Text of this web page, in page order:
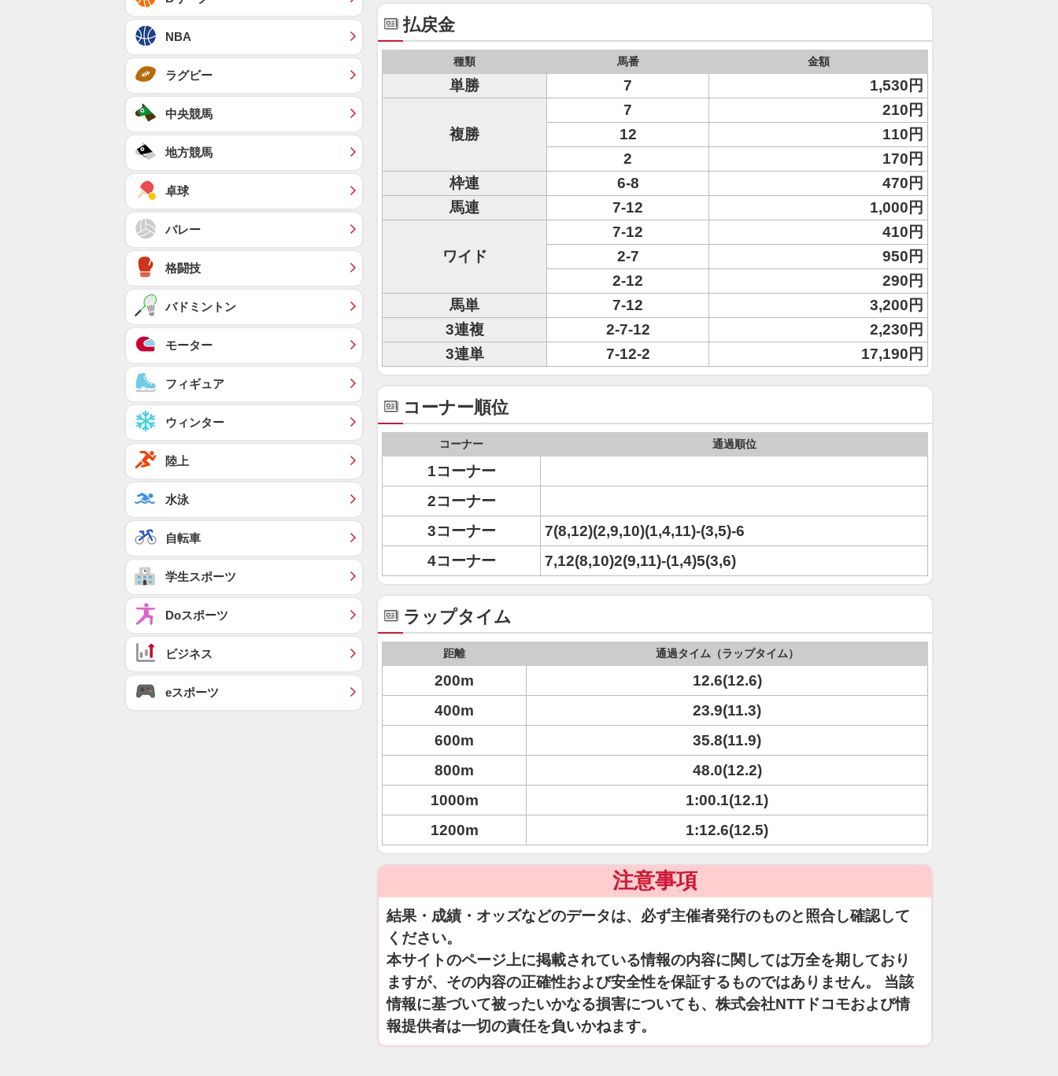
払戻金
種類 馬番 金額
単勝 7 1,530円
複勝
7
210円
12
110円
2
170円
枠連
6-8
470円
馬連
7-12 1,000円
ワイド
7-12
410円
2-7
950円
2-12
290円
馬単
7-12
3,200円
3連複
2-7-12
2,230円
3連単
7-12-2 17,190円
コーナー順位
コーナー 通過順位
1コーナー
2コーナー
3コーナー
7(8,12)(2,9,10)(1,4,11)-(3,5)-6
4コーナー
7,12(8,10)2(9,11)-(1,4)5(3,6)
ラップタイム
距離 通過タイム（ラップタイム）
200m
12.6(12.6)
400m
23.9(11.3)
600m
35.8(11.9)
800m
48.0(12.2)
1000m
1:00.1(12.1)
1200m
1:12.6(12.5)
注意事項
結果・成績・オッズなどのデータは、必ず主催者発行のものと照合し確認して
ください。
本サイトのページ上に掲載されている情報の内容に関しては万全を期しており
ますが、その内容の正確性および安全性を保証するものではありません。 当該
情報に基づいて被ったいかなる損害についても、株式会社NTTドコモおよび情
報提供者は一切の責任を負いかねます。
NBA
ラグビー
中央競馬
地方競馬
卓球
バレー
格闘技
バドミントン
モーター
フィギュア
ウィンター
陸上
水泳
自転車
学生スポーツ
Doスポーツ
ビジネス
eスポーツ